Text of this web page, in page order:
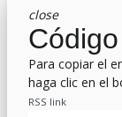
close
Para copiar el
haga clic en el
RSS link